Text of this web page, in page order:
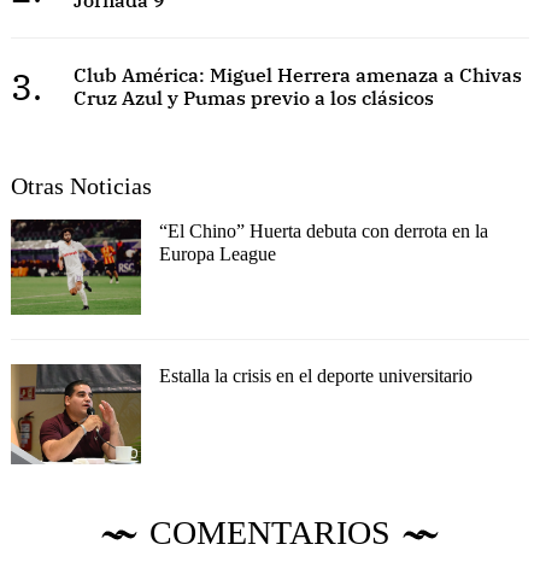
3.
Club América: Miguel Herrera amenaza a Chivas
Cruz Azul y Pumas previo a los clásicos
Otras Noticias
“El Chino” Huerta debuta con derrota en la
Europa League
Estalla la crisis en el deporte universitario
COMENTARIOS